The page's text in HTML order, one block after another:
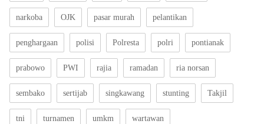
narkoba OJK pasar murah pelantikan
penghargaan polisi Polresta polri pontianak
prabowo PWI rajia ramadan ria norsan
sembako sertijab singkawang stunting Takjil
tni turnamen umkm wartawan